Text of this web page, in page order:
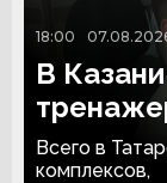
18:00
В
людей с
Всего в
комплексов,